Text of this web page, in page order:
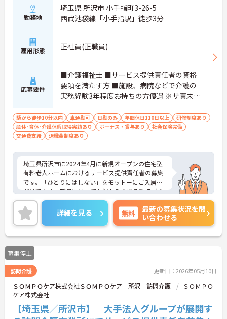
勤務地
埼玉県 所沢市 小手指町3-26-5
西武池袋線「小手指駅」徒歩3分
雇用形態 正社員(正職員)
応募要件
■介護福祉士 ■サービス提供責任者の資格
要項を満たす方 ■施設、病院などで介護の
実務経験3年程度お持ちの方優遇 ※サ責未経
験スタートの実績多数
駅から徒歩10分以内 車通勤可 日勤のみ 年間休日110日以上
研修制度あり
産休･育休･介護休暇取得実績あり
ボーナス・賞与あり
社会保険完備
交通費支給
退職金制度あり
埼玉県所沢市に2024年4月に新規オープンの住宅型
有料老人ホームにおけるサービス提供責任者の募集
です。「ひとりにはしない」をモットーにご入居者
だけでなく、職員にとっても温かみのある環境づく
りを目指しており、ご利用者一人ひとりに寄り添っ
てサービスを提供していただける方を募集していま
す。サービス提供責任者の経験がなくスタートされ
た方も多数いらっしゃいます。
ご興味のある方には、面接対策ポイントなど、さら
に詳細をお話しいたしますのでお気軽にご相談くだ
さい！
詳細を見る 無料
最新の募集状況を問
い合わせる
募集停止
訪問介護 更新日：2026年05月10日
ＳＯＭＰＯケア株式会社ＳＯＭＰＯケア 所沢 訪問介護
ＳＯＭＰＯ
ケア株式会社
【埼玉県／所沢市】 大手法人グループが展開す